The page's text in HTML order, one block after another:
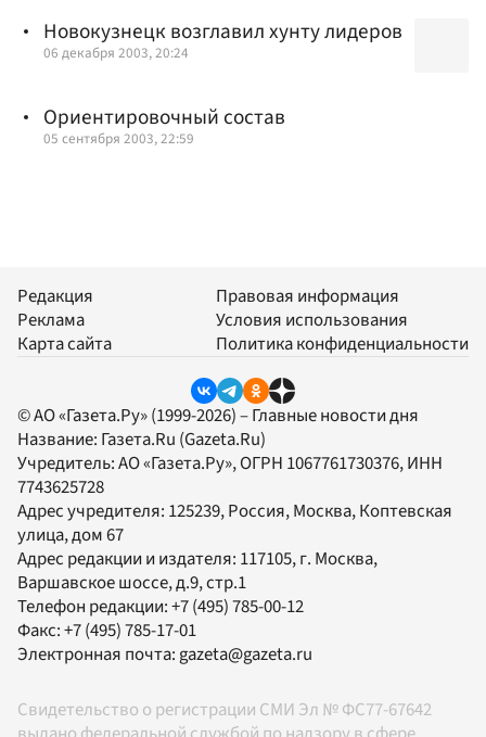
Новокузнецк возглавил хунту лидеров
06 декабря 2003, 20:24
Ориентировочный состав
05 сентября 2003, 22:59
Редакция
Реклама
Карта сайта
Правовая информация
Условия использования
Политика конфиденциальности
© АО «Газета.Ру» (1999-2026) – Главные новости дня
Название: Газета.Ru (Gazeta.Ru)
Учредитель:АО «Газета.Ру», ОГРН 1067761730376, ИНН
7743625728
Адрес учредителя: 125239, Россия, Москва, Коптевская
улица, дом 67
Адрес редакции и издателя: 117105, г. Москва,
Варшавское шоссе, д.9, стр.1
Телефон редакции:+7 (495) 785-00-12
Факс:+7 (495) 785-17-01
Электронная почта:gazeta@gazeta.ru
Свидетельство о регистрации СМИ Эл № ФС77-67642